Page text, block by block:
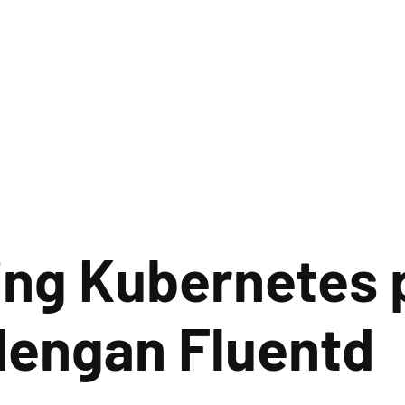
Kubernetes
Fluentd